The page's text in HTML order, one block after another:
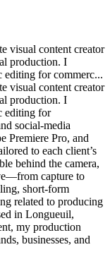
visual content creator
production. I
editing for commerc...
visual content creator
production. I
editing for
social‑media
Premiere Pro, and
to each client’s
behind the camera,
capture to
short‑form
related to producing
in Longueuil,
my production
businesses, and